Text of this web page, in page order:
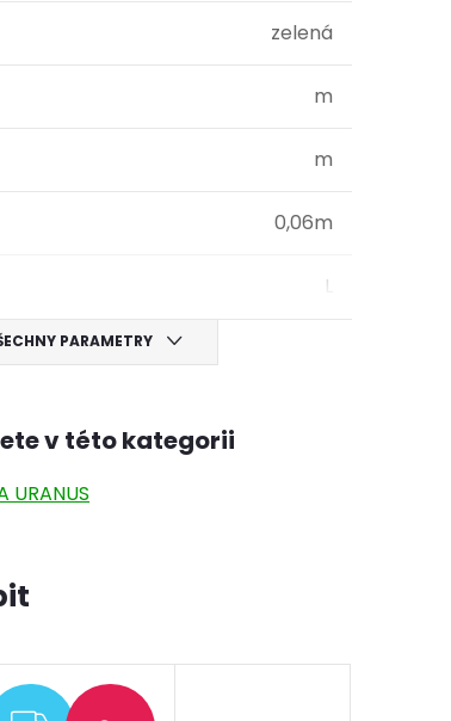
zelená
m
m
0,06m
L
PARAMETRY
v této kategorii
URANUS